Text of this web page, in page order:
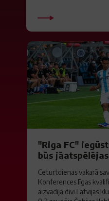
"Riga FC"
būs jāatspēlējas
Ceturtdienas vakarā
Konferences līgas
aizvadīja divi Latvijas